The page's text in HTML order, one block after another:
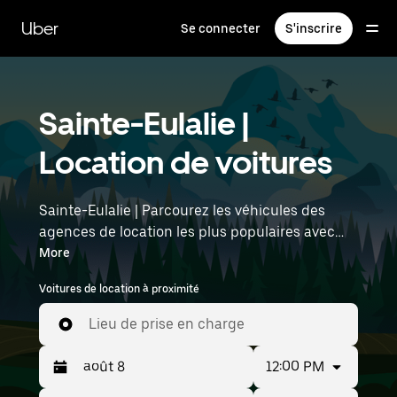
contenu
principal
Uber Se connecter S'inscrire
Sainte-Eulalie |
Location de voitures
Sainte-Eulalie | Parcourez les véhicules des
agences de location les plus populaires avec
Uber Rent. Des voitures électriques aux berlines
de luxe en passant par les SUV, vous trouverez
des véhicules adaptés aux voyageurs en solo et
aux groupes comptant jusqu'à sept personnes.
Saisissez l'heure et l'emplacement (par
exemple : Bordeaux–Mérignac Airport) pour
trouver des voitures de location à proximité.
More
Voitures de location à proximité
Lieu de prise en charge
12:00 PM